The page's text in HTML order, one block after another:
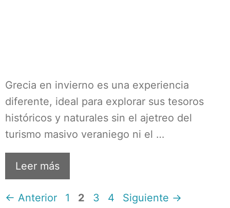
Grecia en invierno es una experiencia
diferente, ideal para explorar sus tesoros
históricos y naturales sin el ajetreo del
turismo masivo veraniego ni el …
Leer más
← Anterior Página
1 Página
2 Página
3 Página
4 Siguiente →